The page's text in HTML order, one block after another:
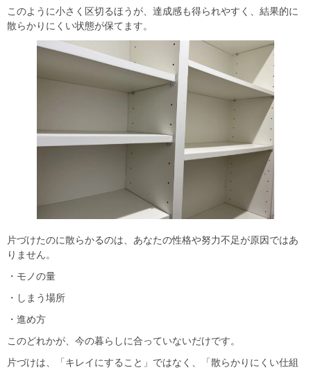
このように小さく区切るほうが、達成感も得られやすく、結果的に
散らかりにくい状態が保てます。
片づけたのに散らかるのは、あなたの性格や努力不足が原因ではあ
りません。
・モノの量
・しまう場所
・進め方
このどれかが、今の暮らしに合っていないだけです。
片づけは、「キレイにすること」ではなく、「散らかりにくい仕組